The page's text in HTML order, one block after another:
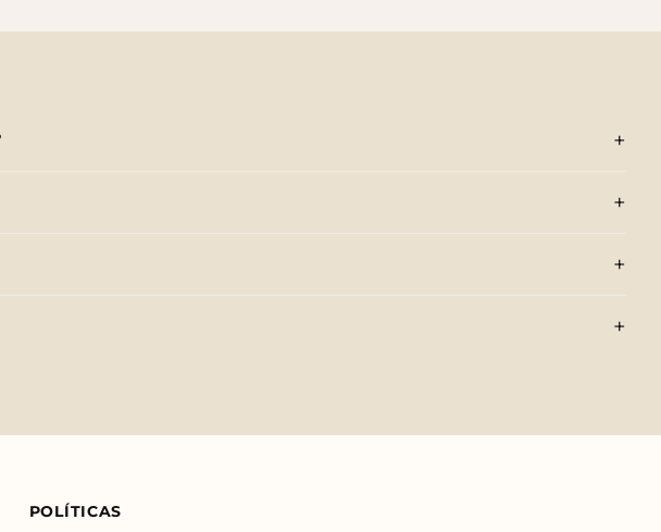
+
+
+
+
POLÍTICAS